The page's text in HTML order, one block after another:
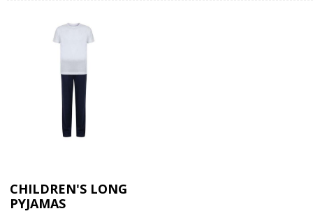
CHILDREN'S LONG
PYJAMAS